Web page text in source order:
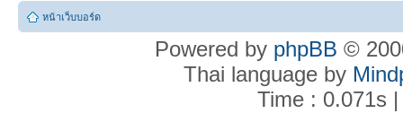
หน้าเว็บบอร์ด
Powered by phpBB ©
Thai language by
Time : 0.071s